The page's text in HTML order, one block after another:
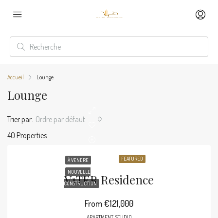
Accueil Lounge
Lounge
40 Properties
Trier par: Ordre par défaut
FEATURED
À VENDRE
NOUVELLE
CONSTRUCTION
V1TER Residence
From€121,000